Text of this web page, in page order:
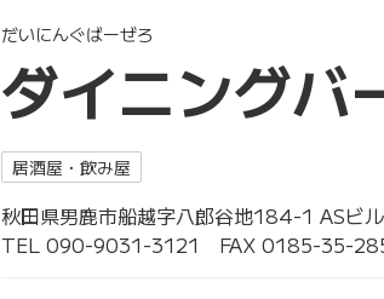
だいにんぐばーぜろ
ダイニングバ
居酒屋・飲み屋
秋田県男鹿市船越字八郎谷地184-1 ASビ
TEL 090-9031-3121 FAX 0185-35-